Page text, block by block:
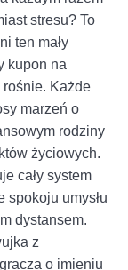
stresu? To
ten mały
kupon na
rośnie. Każde
marzeń o
rodziny
życiowych.
cały system
spokoju umysłu
dystansem.
z
o imieniu